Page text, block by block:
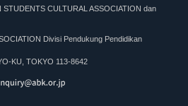
STUDENTS CULTURAL ASSOCIATION dan
Divisi Pendukung Pendidikan
KU, TOKYO 113-8642